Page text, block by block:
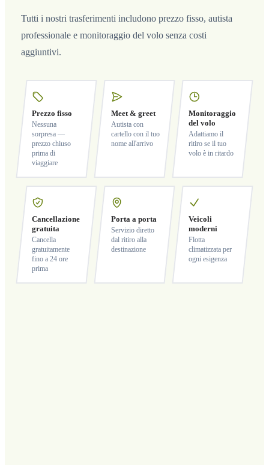
Tutti i nostri trasferimenti includono prezzo fisso, autista
professionale e monitoraggio del volo senza costi
aggiuntivi.
Prezzo fisso
Nessuna
sorpresa —
prezzo chiuso
prima di
viaggiare
Meet & greet
Autista con
cartello con il tuo
nome all'arrivo
Monitoraggio
del volo
Adattiamo il
ritiro se il tuo
volo è in ritardo
Cancellazione
gratuita
Cancella
gratuitamente
fino a 24 ore
prima
Porta a porta
Servizio diretto
dal ritiro alla
destinazione
Veicoli
moderni
Flotta
climatizzata per
ogni esigenza